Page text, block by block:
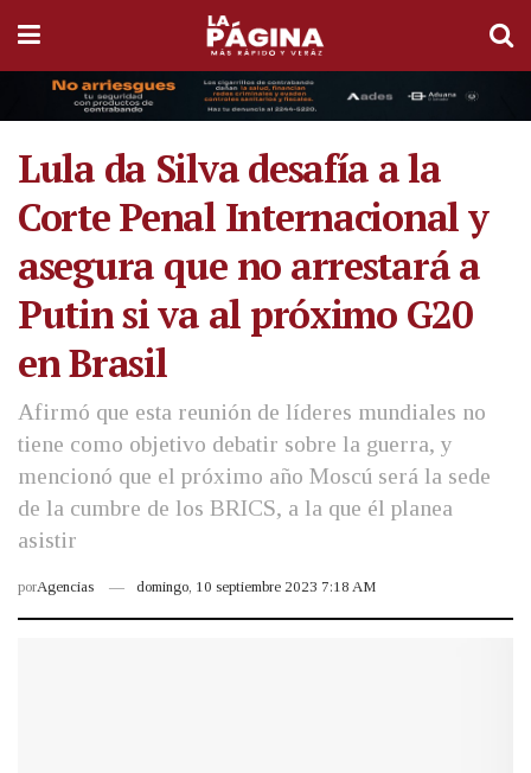
Lula da Silva desafía a la
Corte Penal Internacional y
asegura que no arrestará a
Putin si va al próximo G20
en Brasil
Afirmó que esta reunión de líderes mundiales no
tiene como objetivo debatir sobre la guerra, y
mencionó que el próximo año Moscú será la sede
de la cumbre de los BRICS, a la que él planea
asistir
porAgencias domingo, 10 septiembre 2023 7:18 AM